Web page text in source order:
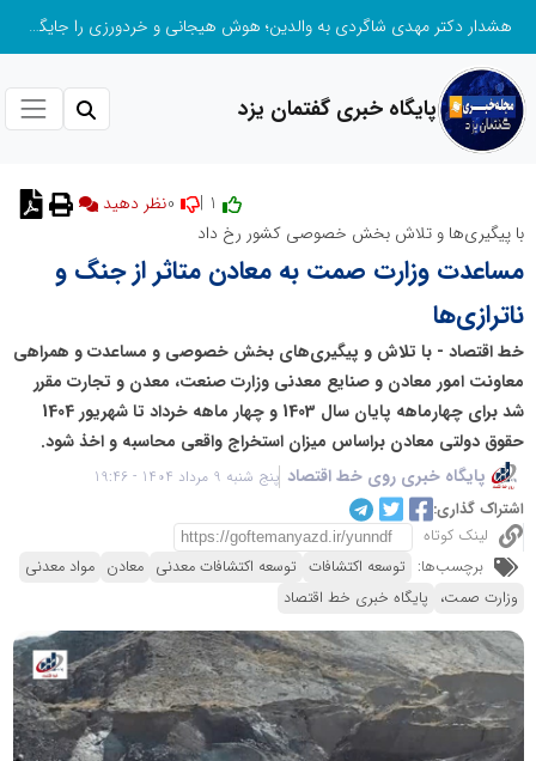
هشدار دکتر مهدی شاگردی به والدین؛ هوش هیجانی و خردورزی را جایگزین نمره‌محوری کنید
پایگاه خبری گفتمان یزد
نظر دهید
با پیگیری‌‌‌ها و تلاش بخش خصوصی کشور رخ داد
مساعدت وزارت صمت به معادن متاثر از جنگ‌‌ و
ناترازی‌ها
خط اقتصاد - با تلاش و پیگیری‌های بخش خصوصی و مساعدت و همراهی
معاونت امور معادن و صنایع معدنی وزارت صنعت، معدن و تجارت مقرر
شد برای چهارماهه پایان سال 1403 و چهار ماهه خرداد تا شهریور 1404
حقوق دولتی معادن براساس میزان استخراج واقعی محاسبه و اخذ شود.
پایگاه خبری روی خط اقتصاد پنج شنبه 9 مرداد 1404 - 19:46
اشتراک گذاری:
لینک کوتاه
برچسب‌ها: توسعه اکتشافات توسعه اکتشافات معدنی معادن مواد معدنی
وزارت صمت، پایگاه خبری خط اقتصاد